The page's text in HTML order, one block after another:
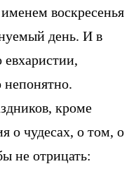
воскресенья
день. И в
евхаристии,
кроме
о чудесах, о том, о
не отрицать: